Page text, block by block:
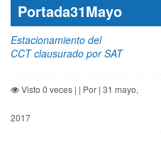
Portada31Mayo
Estacionamiento del
CCT clausurado por SAT
Visto 0 veces | | Por | 31 mayo,
2017